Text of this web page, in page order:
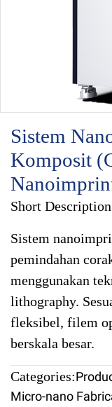
Sistem
Komposit
Short Description
Sistem
pemindahan
menggunakan
lithography.
fleksibel, filem
berskala besar.
Categories:
Micro-nano